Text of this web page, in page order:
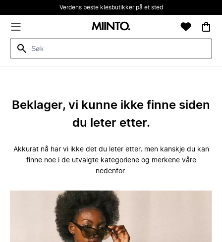
Verdens beste klesbutikker på et sted
Beklager, vi kunne ikke finne siden
du leter etter.
Akkurat nå har vi ikke det du leter etter, men kanskje du kan
finne noe i de utvalgte kategoriene og merkene våre
nedenfor.